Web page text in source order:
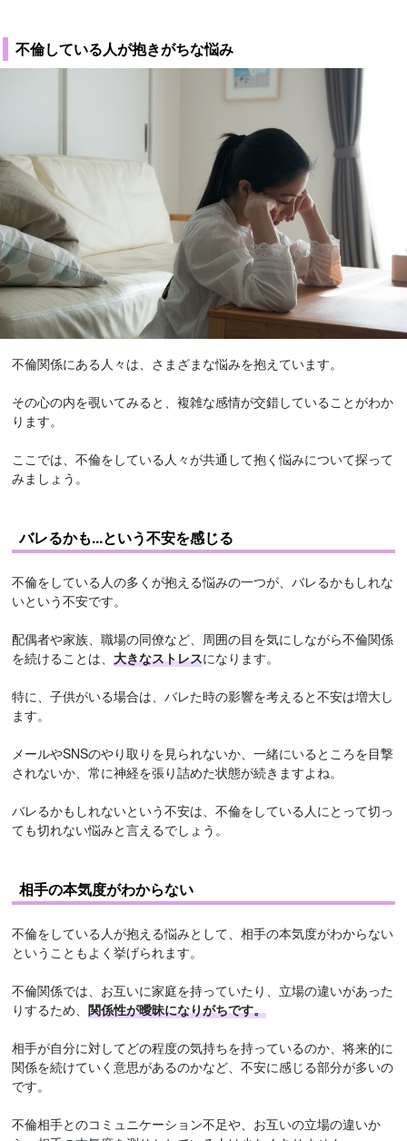
不倫している人が抱きがちな悩み
不倫関係にある人々は、さまざまな悩みを抱えています。
その心の内を覗いてみると、複雑な感情が交錯していることがわか
ります。
ここでは、不倫をしている人々が共通して抱く悩みについて探って
みましょう。
バレるかも...という不安を感じる
不倫をしている人の多くが抱える悩みの一つが、バレるかもしれな
いという不安です。
配偶者や家族、職場の同僚など、周囲の目を気にしながら不倫関係
を続けることは、大きなストレスになります。
特に、子供がいる場合は、バレた時の影響を考えると不安は増大し
ます。
メールやSNSのやり取りを見られないか、一緒にいるところを目撃
されないか、常に神経を張り詰めた状態が続きますよね。
バレるかもしれないという不安は、不倫をしている人にとって切っ
ても切れない悩みと言えるでしょう。
相手の本気度がわからない
不倫をしている人が抱える悩みとして、相手の本気度がわからない
ということもよく挙げられます。
不倫関係では、お互いに家庭を持っていたり、立場の違いがあった
りするため、関係性が曖昧になりがちです。
相手が自分に対してどの程度の気持ちを持っているのか、将来的に
関係を続けていく意思があるのかなど、不安に感じる部分が多いの
です。
不倫相手とのコミュニケーション不足や、お互いの立場の違いか